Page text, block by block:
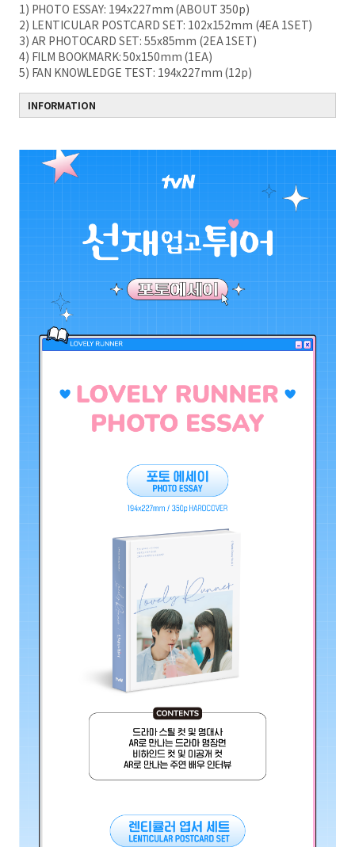
1) PHOTO ESSAY: 194x227mm (ABOUT 350p)
2) LENTICULAR POSTCARD SET: 102x152mm (4EA 1SET)
3) AR PHOTOCARD SET: 55x85mm (2EA 1SET)
4) FILM BOOKMARK: 50x150mm (1EA)
5) FAN KNOWLEDGE TEST: 194x227mm (12p)
INFORMATION